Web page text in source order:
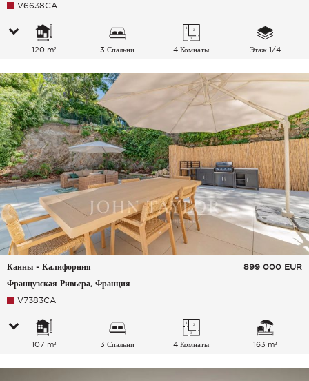
V6638CA
120 m² 3 Спальни 4 Комнаты Этаж 1/4
Канны - Калифорния
Французская Ривьера, Франция
899 000 EUR
V7383CA
107 m² 3 Спальни 4 Комнаты 163 m²